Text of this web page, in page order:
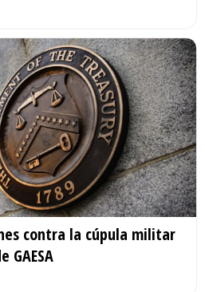
contra la cúpula militar
GAESA